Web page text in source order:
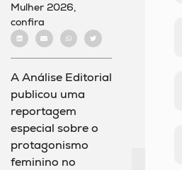
Mulher 2026,
confira
A Análise Editorial
publicou uma
reportagem
especial sobre o
protagonismo
feminino no